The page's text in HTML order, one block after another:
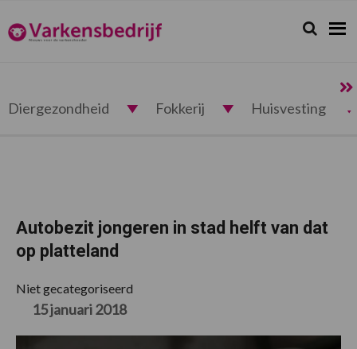
de
hoofdnavigatie
de
hoofd
de
eerste
de
voettekst
Varkensbedrijf.nl Zoeken...
Zoek
Diergezondheid Fokkerij Huisvesting
Autobezit jongeren in stad helft van dat
op platteland
Niet gecategoriseerd
15 januari 2018